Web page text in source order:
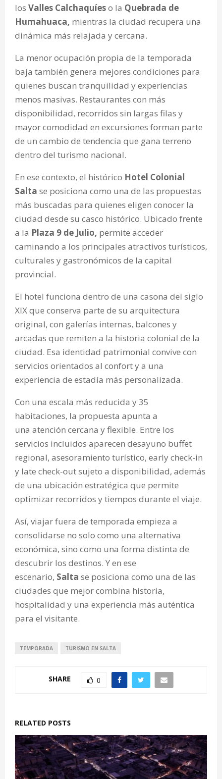
los Valles Calchaquíeso la Quebrada de
Humahuaca, mientras la ciudad recupera una
dinámica más relajada y cercana.
La menor ocupación propia de la temporada
baja también genera mejores condiciones para
quienes buscan tranquilidad y experiencias
menos masivas. Restaurantes con más
disponibilidad, recorridos sin largas filas y
mayor comodidad en excursiones forman parte
de un cambio de tendencia que gana terreno
dentro del turismo nacional.
En ese contexto, el histórico Hotel Colonial
Salta se posiciona como una de las propuestas
más buscadas para quienes eligen conocer la
ciudad desde su casco histórico. Ubicado frente
a la Plaza 9 de Julio, permite acceder
caminando a los principales atractivos turísticos,
culturales y gastronómicos de la capital
provincial.
El hotel funciona dentro de una casona del siglo
XIXque conserva parte de su arquitectura
original, con galerías internas, balcones y
arcadas que remiten a la historia colonial de la
ciudad. Esa identidad patrimonial convive con
servicios orientados al confort y a una
experiencia de estadía más personalizada.
Con una escala más reducida y 35
habitaciones, la propuesta apunta a
una atención cercana y flexible. Entre los
servicios incluidos aparecen desayuno buffet
regional, asesoramiento turístico, early check-in
y late check-out sujeto a disponibilidad, además
de una ubicación estratégica que permite
optimizar recorridos y tiempos durante el viaje.
Así, viajar fuera de temporada empieza a
consolidarse no solo como una alternativa
económica, sino como una forma distinta de
descubrir los destinos. Y en ese
escenario, Salta se posiciona como una de las
ciudades que mejor combina historia,
hospitalidad y una experiencia más auténtica
para el visitante.
TEMPORADA TURISMO EN SALTA
SHARE 0
RELATED POSTS